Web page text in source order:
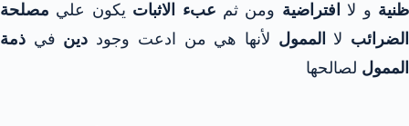
ظنية و لا افتراضية ومن ثم عبء الاثبات يكون علي مصلحة
الضرائب لا الممول لأنها هي من ادعت وجود دين في ذمة
الممول لصالحها